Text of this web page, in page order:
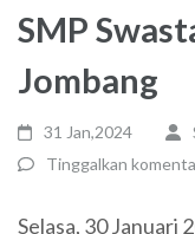
SMP
Jombang
31 Jan,2024
Tinggalkan
Selasa, 30 Januari